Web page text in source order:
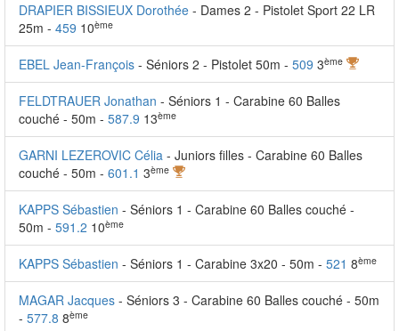
DRAPIER BISSIEUX Dorothée - Dames 2 - Pistolet Sport 22 LR
25m - 459 10ème
EBEL Jean-François - Séniors 2 - Pistolet 50m - 509 3ème
FELDTRAUER Jonathan - Séniors 1 - Carabine 60 Balles
couché - 50m - 587.9 13ème
GARNI LEZEROVIC Célia - Juniors filles - Carabine 60 Balles
couché - 50m - 601.1 3ème
KAPPS Sébastien - Séniors 1 - Carabine 60 Balles couché -
50m - 591.2 10ème
KAPPS Sébastien - Séniors 1 - Carabine 3x20 - 50m - 521 8ème
MAGAR Jacques - Séniors 3 - Carabine 60 Balles couché - 50m
- 577.8 8ème